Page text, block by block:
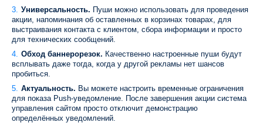
Универсальность. Пуши можно использовать для проведения
акции, напоминания об оставленных в корзинах товарах, для
выстраивания контакта с клиентом, сбора информации и просто
для технических сообщений.
Обход баннерорезок. Качественно настроенные пуши будут
всплывать даже тогда, когда у другой рекламы нет шансов
пробиться.
Актуальность. Вы можете настроить временные ограничения
для показа Push-уведомление. После завершения акции система
управления сайтом просто отключит демонстрацию
определённых уведомлений.